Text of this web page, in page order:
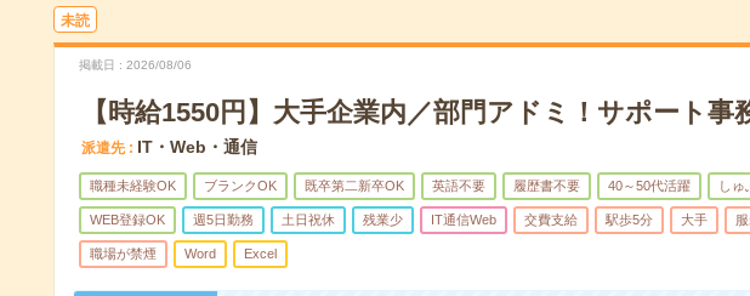
未読
掲載日 2026/08/06
【時給1550円】大手企業内／部門アドミ！サポート事
派遣先 IT・Web・通信
職種未経験OK ブランクOK 既卒第二新卒OK 英語不要 履歴書不要 40～50代活躍 しゅ
WEB登録OK 週5日勤務 土日祝休 残業少 IT通信Web 交費支給 駅歩5分 大手
職場が禁煙 Word Excel